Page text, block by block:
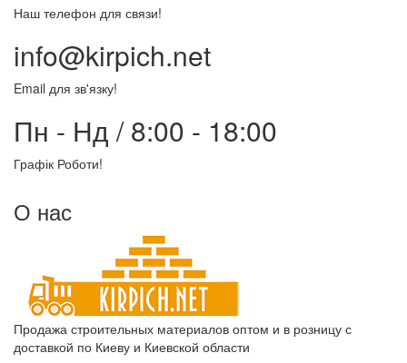
Наш телефон для связи!
info@kirpich.net
Email для зв'язку!
Пн - Нд / 8:00 - 18:00
Графік Роботи!
О нас
Продажа строительных материалов оптом и в розницу с
доставкой по Киеву и Киевской области